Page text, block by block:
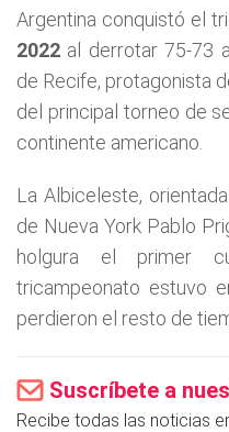
Argentina conquistó el
2022 al derrotar 75-73
de Recife, protagonista
del principal torneo de
continente americano.
La Albiceleste,
de Nueva York Pablo
holgura el primer
tricampeonato estuvo
perdieron el resto de
Suscríbete a
Recibe todas las noticias